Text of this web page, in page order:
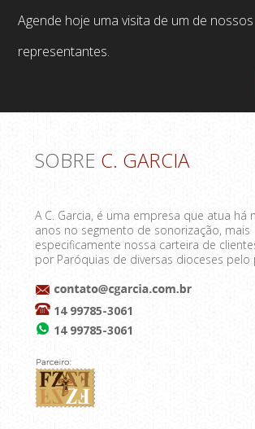
Agende hoje uma visita de um de nossos
representantes.
SOBRE C. GARCIA
A C. Garcia, é uma empresa que atua há
anos no segmento de sonorização, mais
especificamente nossa carteira de
por Paróquias de diversas dioceses pelo
14 99785-3061
14 99785-3061